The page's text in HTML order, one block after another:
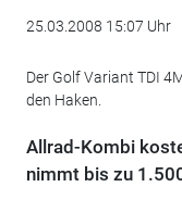
25.03.2008 15:07 Uhr
Der Golf Variant TDI
den Haken.
Allrad-Kombi
nimmt bis zu